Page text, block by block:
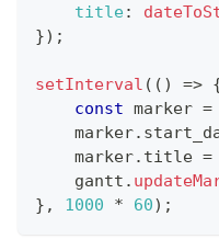
title:
}) ;
setInterval ( ( ) =>
const marker =
    marker
.
    marker
. title =
    gantt
.
} , 1000 * 60) ;